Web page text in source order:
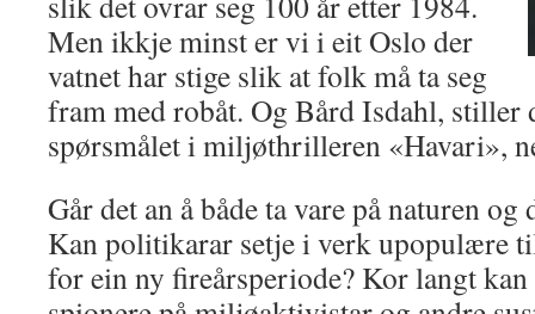
Men ikkje minst er vi i eit Oslo der
vatnet har stige slik at folk må ta seg
fram med robåt. Og Bård Isdahl, stiller
spørsmålet i miljøthrilleren «Havari»,
Går det an å både ta vare på naturen
Kan politikarar setje i verk upopulære
for ein ny fireårsperiode? Kor langt kan